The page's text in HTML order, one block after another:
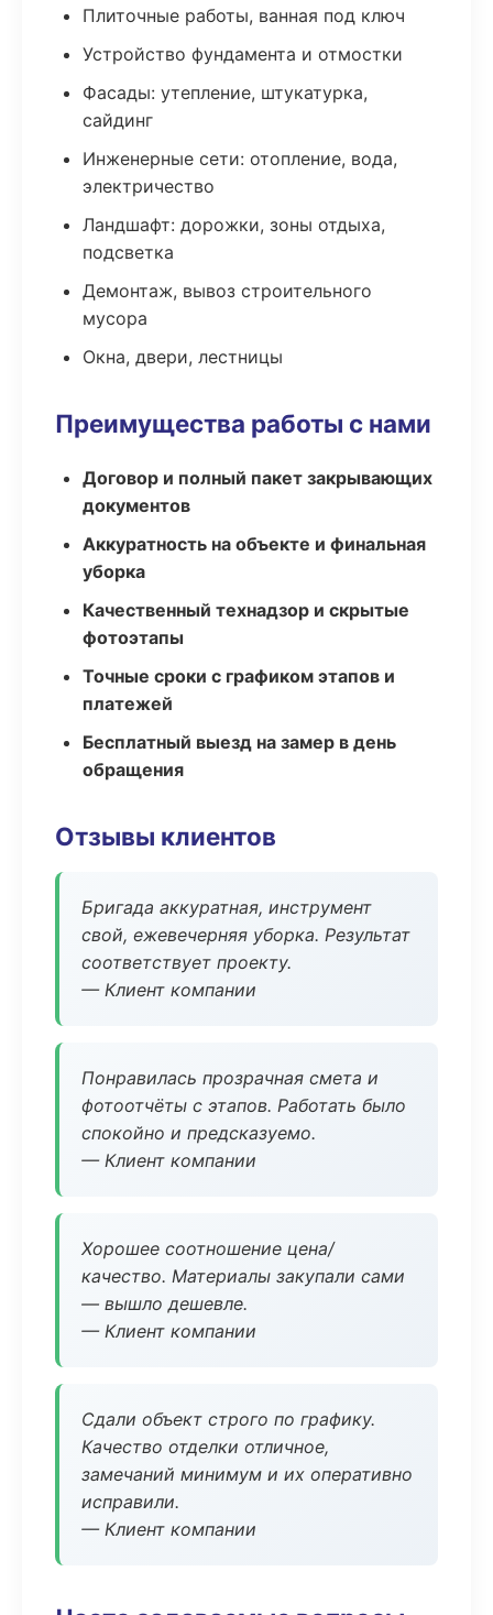
Плиточные работы, ванная под ключ
Устройство фундамента и отмостки
Фасады: утепление, штукатурка,
сайдинг
Инженерные сети: отопление, вода,
электричество
Ландшафт: дорожки, зоны отдыха,
подсветка
Демонтаж, вывоз строительного
мусора
Окна, двери, лестницы
Преимущества работы с нами
Договор и полный пакет закрывающих
документов
Аккуратность на объекте и финальная
уборка
Качественный технадзор и скрытые
фотоэтапы
Точные сроки с графиком этапов и
платежей
Бесплатный выезд на замер в день
обращения
Отзывы клиентов
Бригада аккуратная, инструмент
свой, ежевечерняя уборка. Результат
соответствует проекту.
— Клиент компании
Понравилась прозрачная смета и
фотоотчёты с этапов. Работать было
спокойно и предсказуемо.
— Клиент компании
Хорошее соотношение цена/
качество. Материалы закупали сами
— вышло дешевле.
— Клиент компании
Сдали объект строго по графику.
Качество отделки отличное,
замечаний минимум и их оперативно
исправили.
— Клиент компании